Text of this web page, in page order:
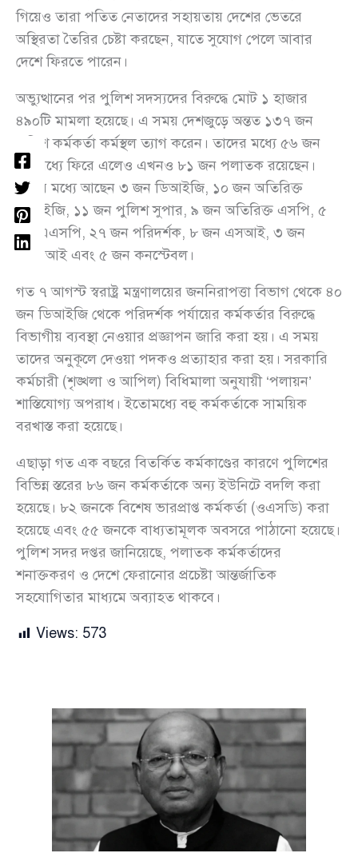
গিয়েও তারা পতিত নেতাদের সহায়তায় দেশের ভেতরে
অস্থিরতা তৈরির চেষ্টা করছেন, যাতে সুযোগ পেলে আবার
দেশে ফিরতে পারেন।
অভ্যুত্থানের পর পুলিশ সদস্যদের বিরুদ্ধে মোট ১ হাজার
৪৯০টি মামলা হয়েছে। এ সময় দেশজুড়ে অন্তত ১৩৭ জন
পুলিশ কর্মকর্তা কর্মস্থল ত্যাগ করেন। তাদের মধ্যে ৫৬ জন
ইতিমধ্যে ফিরে এলেও এখনও ৮১ জন পলাতক রয়েছেন।
এদের মধ্যে আছেন ৩ জন ডিআইজি, ১০ জন অতিরিক্ত
ডিআইজি, ১১ জন পুলিশ সুপার, ৯ জন অতিরিক্ত এসপি, ৫
জন এএসপি, ২৭ জন পরিদর্শক, ৮ জন এসআই, ৩ জন
এএসআই এবং ৫ জন কনস্টেবল।
গত ৭ আগস্ট স্বরাষ্ট্র মন্ত্রণালয়ের জননিরাপত্তা বিভাগ থেকে ৪০
জন ডিআইজি থেকে পরিদর্শক পর্যায়ের কর্মকর্তার বিরুদ্ধে
বিভাগীয় ব্যবস্থা নেওয়ার প্রজ্ঞাপন জারি করা হয়। এ সময়
তাদের অনুকূলে দেওয়া পদকও প্রত্যাহার করা হয়। সরকারি
কর্মচারী (শৃঙ্খলা ও আপিল) বিধিমালা অনুযায়ী ‘পলায়ন’
শাস্তিযোগ্য অপরাধ। ইতোমধ্যে বহু কর্মকর্তাকে সাময়িক
বরখাস্ত করা হয়েছে।
এছাড়া গত এক বছরে বিতর্কিত কর্মকাণ্ডের কারণে পুলিশের
বিভিন্ন স্তরের ৮৬ জন কর্মকর্তাকে অন্য ইউনিটে বদলি করা
হয়েছে। ৮২ জনকে বিশেষ ভারপ্রাপ্ত কর্মকর্তা (ওএসডি) করা
হয়েছে এবং ৫৫ জনকে বাধ্যতামূলক অবসরে পাঠানো হয়েছে।
পুলিশ সদর দপ্তর জানিয়েছে, পলাতক কর্মকর্তাদের
শনাক্তকরণ ও দেশে ফেরানোর প্রচেষ্টা আন্তর্জাতিক
সহযোগিতার মাধ্যমে অব্যাহত থাকবে।
Views: 573